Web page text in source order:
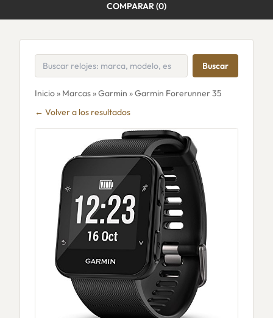
COMPARAR (0)
Buscar
Inicio» Marcas»Garmin » Garmin Forerunner 35
← Volver a los resultados